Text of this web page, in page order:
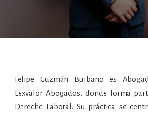
Felipe Guzmán Burbano es
Lexvalor Abogados, donde forma
Derecho Laboral. Su práctica se